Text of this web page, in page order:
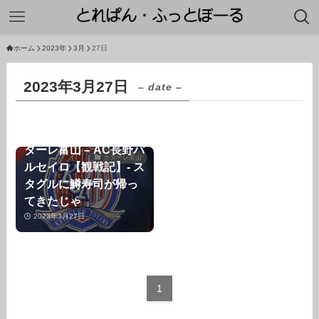
ホーム 2023年 3月 27日
2023年3月27日 – date –
カターレ富山
ターレ富山 – AC長野パ
ルセイロ【観戦記】- ス
タグルに鱒寿司が帰っ
てきたじゃ
2023年3月27日
1